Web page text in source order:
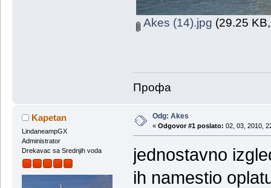
Akes (14).jpg (29.25
Профа
Kapetan
LindaneampGX
Administrator
Drekavac sa Srednjih voda
Odg: Akes
« Odgovor #1 poslato: 02, 03, 2010,
jednostavno
ih namestio